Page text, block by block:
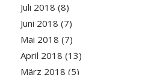
Juli 2018 (8)
Juni 2018 (7)
Mai 2018 (7)
April 2018 (13)
März 2018 (5)